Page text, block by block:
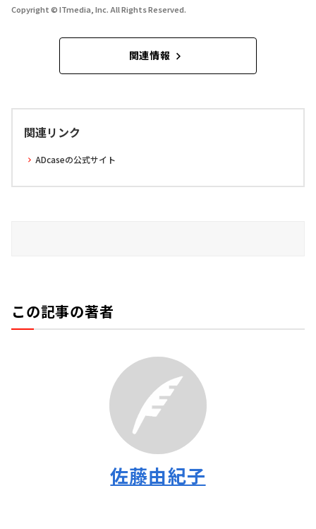
Copyright © ITmedia, Inc. All Rights Reserved.
関連情報
関連リンク
ADcaseの公式サイト
この記事の著者
佐藤由紀子